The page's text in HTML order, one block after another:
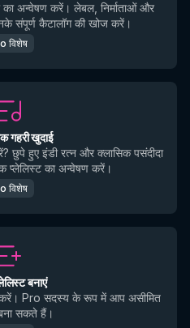
अन्वेषण करें। लेबल, निर्माताओं और
संपूर्ण कैटालॉग की खोज करें।
विशेष
गहरी खुदाई
हुए इंडी रत्न और क्लासिक पसंदीदा
प्लेलिस्ट का अन्वेषण करें।
विशेष
बनाएं
करें। Pro सदस्य के रूप में आप असीमित
सकते हैं।